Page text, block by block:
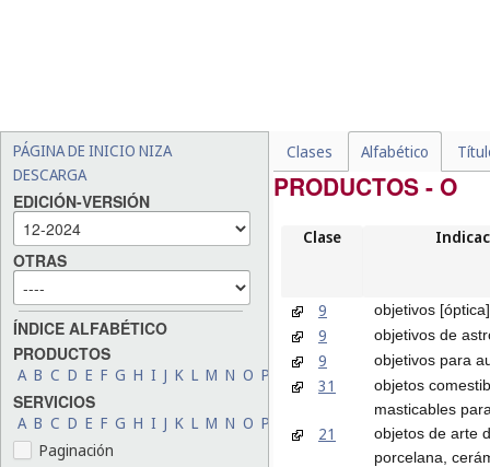
PÁGINA DE INICIO NIZA
DESCARGA
EDICIÓN-VERSIÓN
OTRAS
ÍNDICE ALFABÉTICO
PRODUCTOS
A B C D E F G H I J K L M N O P R S W Z
SERVICIOS
A B C D E F G H I J K L M N O P
Paginación
Clases Alfabético
PRODUCTOS - O
Clase
9 objetivos [óptica]
9 objetivos de
9 objetivos para
31
objetos
masticables
21
objetos de arte
porcelana,